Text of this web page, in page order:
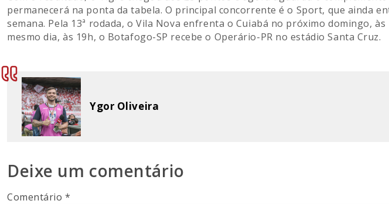
permanecerá na ponta da tabela. O principal concorrente é o Sport, que ainda
semana. Pela 13ª rodada, o Vila Nova enfrenta o Cuiabá no próximo domingo,
mesmo dia, às 19h, o Botafogo-SP recebe o Operário-PR no estádio Santa Cruz.
Ygor Oliveira
Deixe um comentário
Comentário*